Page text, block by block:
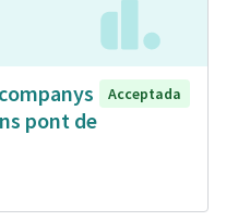
pont de
Acceptada